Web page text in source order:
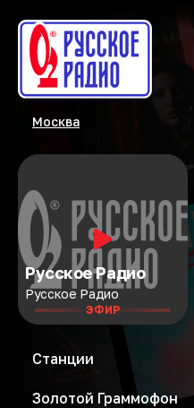
Москва
Русское Радио
Русское Радио
ЭФИР
Станции
Золотой Граммофон